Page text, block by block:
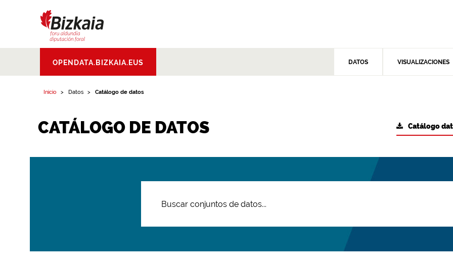
Aldundia.Diputacion
Foral de Bizkaia
OPENDATA.BIZKAIA.EUS DATOS VISUALIZACIONES
Inicio Datos Catálogo de datos
CATÁLOGO DE DATOS Catálogo